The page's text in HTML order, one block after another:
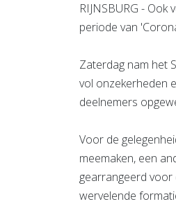
RIJNSBURG -
periode van
Zaterdag nam het
vol onzekerheden
deelnemers
Voor de
meemaken, een
gearrangeerd voor
wervelende